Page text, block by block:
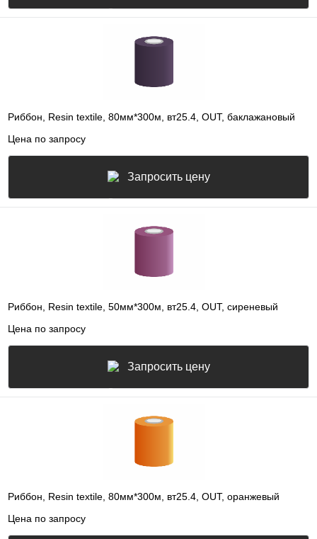
Риббон, Resin textile, 80мм*300м, вт25.4, OUT, баклажановый
Цена по запросу
Запросить цену
Риббон, Resin textile, 50мм*300м, вт25.4, OUT, сиреневый
Цена по запросу
Запросить цену
Риббон, Resin textile, 80мм*300м, вт25.4, OUT, оранжевый
Цена по запросу